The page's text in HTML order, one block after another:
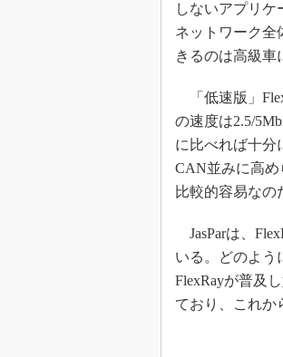
しないアプリケ
ネットワーク全
きるのは高級車
「低速版」
の速度は2.5/
に比べれば十分
CAN並みに高
比較的容易なの
JasParは、
いる。どのよう
FlexRayが普及
ており、これか